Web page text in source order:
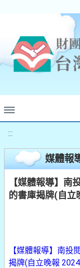
:::
媒體報
【媒體報導】南
的書庫揭牌(自立
【媒體報導】南投
揭牌(自立晚報